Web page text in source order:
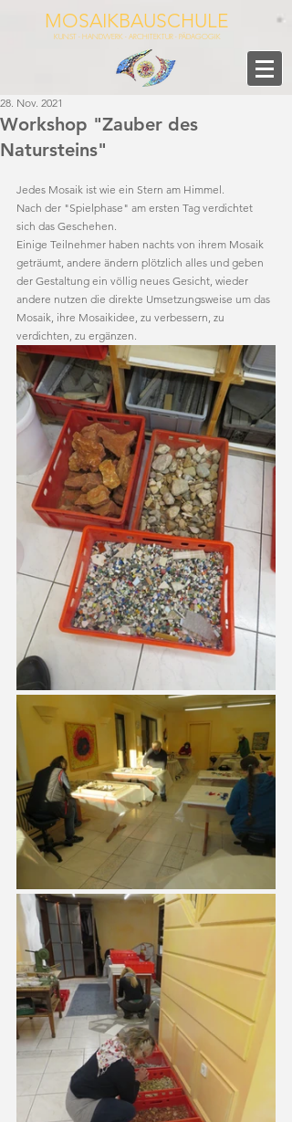
MOSAIKBAUSCHULE
KUNST - HANDWERK - ARCHITEKTUR - PÄDAGOGIK
Workshop "Zauber des
Natursteins"
28. Nov. 2021
Jedes Mosaik ist wie ein Stern am Himmel.
Nach der "Spielphase" am ersten Tag verdichtet
sich das Geschehen.
Einige Teilnehmer haben nachts von ihrem Mosaik
geträumt, andere ändern plötzlich alles und geben
der Gestaltung ein völlig neues Gesicht, wieder
andere nutzen die direkte Umsetzungsweise um das
Mosaik, ihre Mosaikidee, zu verbessern, zu
verdichten, zu ergänzen.